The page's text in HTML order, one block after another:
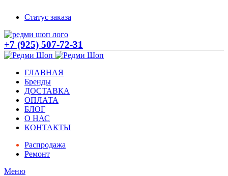
Статус заказа
+7 (925) 507-72-31
ГЛАВНАЯ
Бренды
ДОСТАВКА
ОПЛАТА
БЛОГ
О НАС
КОНТАКТЫ
Распродажа
Ремонт
Меню